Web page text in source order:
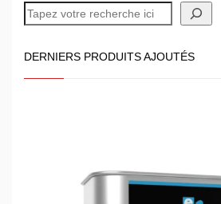
DERNIERS PRODUITS AJOUTÉS